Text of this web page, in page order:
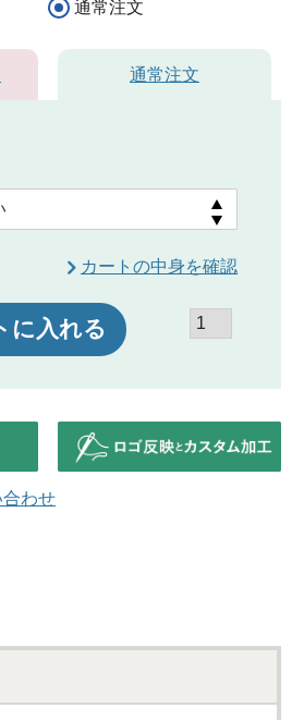
通常注文
通常注文
カートの中身を確認
に入れる
わせ